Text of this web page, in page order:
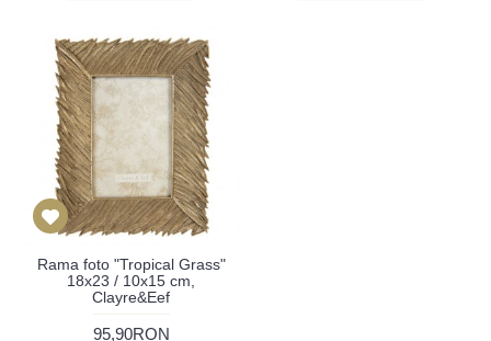
Rama foto "Tropical Grass"
18x23 / 10x15 cm,
Clayre&Eef
95,90RON